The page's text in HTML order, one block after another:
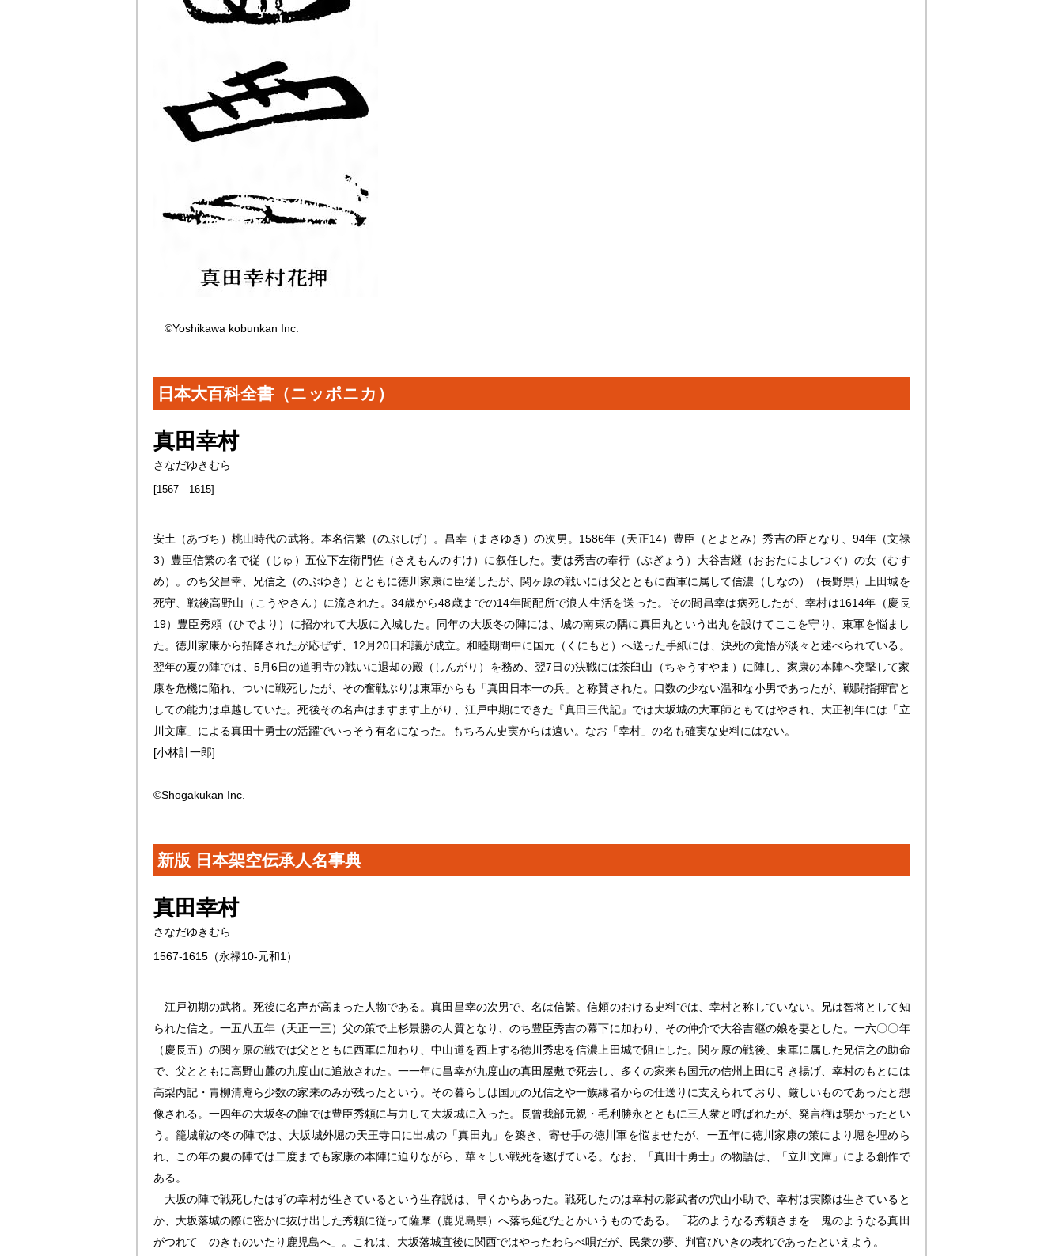
©Yoshikawa kobunkan Inc.
日本大百科全書（ニッポニカ）
真田幸村
さなだゆきむら
[1567―1615]
安土（あづち）桃山時代の武将。本名信繁（のぶしげ）。昌幸（まさゆき）の次男。1586年（天正14）豊臣（とよとみ）秀吉の臣となり、94年（文禄
3）豊臣信繁の名で従（じゅ）五位下左衛門佐（さえもんのすけ）に叙任した。妻は秀吉の奉行（ぶぎょう）大谷吉継（おおたによしつぐ）の女（むす
め）。のち父昌幸、兄信之（のぶゆき）とともに徳川家康に臣従したが、関ヶ原の戦いには父とともに西軍に属して信濃（しなの）（長野県）上田城を
死守、戦後高野山（こうやさん）に流された。34歳から48歳までの14年間配所で浪人生活を送った。その間昌幸は病死したが、幸村は1614年（慶長
19）豊臣秀頼（ひでより）に招かれて大坂に入城した。同年の大坂冬の陣には、城の南東の隅に真田丸という出丸を設けてここを守り、東軍を悩まし
た。徳川家康から招降されたが応ぜず、12月20日和議が成立。和睦期間中に国元（くにもと）へ送った手紙には、決死の覚悟が淡々と述べられている。
翌年の夏の陣では、5月6日の道明寺の戦いに退却の殿（しんがり）を務め、翌7日の決戦には茶臼山（ちゃうすやま）に陣し、家康の本陣へ突撃して家
康を危機に陥れ、ついに戦死したが、その奮戦ぶりは東軍からも「真田日本一の兵」と称賛された。口数の少ない温和な小男であったが、戦闘指揮官と
しての能力は卓越していた。死後その名声はますます上がり、江戸中期にできた『真田三代記』では大坂城の大軍師ともてはやされ、大正初年には「立
川文庫」による真田十勇士の活躍でいっそう有名になった。もちろん史実からは遠い。なお「幸村」の名も確実な史料にはない。
[小林計一郎]
©Shogakukan Inc.
新版 日本架空伝承人名事典
真田幸村
さなだゆきむら
1567‐1615（永禄10‐元和1）
江戸初期の武将。死後に名声が高まった人物である。真田昌幸の次男で、名は信繁。信頼のおける史料では、幸村と称していない。兄は智将として知
られた信之。一五八五年（天正一三）父の策で上杉景勝の人質となり、のち豊臣秀吉の幕下に加わり、その仲介で大谷吉継の娘を妻とした。一六〇〇年
（慶長五）の関ヶ原の戦では父とともに西軍に加わり、中山道を西上する徳川秀忠を信濃上田城で阻止した。関ヶ原の戦後、東軍に属した兄信之の助命
で、父とともに高野山麓の九度山に追放された。一一年に昌幸が九度山の真田屋敷で死去し、多くの家来も国元の信州上田に引き揚げ、幸村のもとには
高梨内記・青柳清庵ら少数の家来のみが残ったという。その暮らしは国元の兄信之や一族縁者からの仕送りに支えられており、厳しいものであったと想
像される。一四年の大坂冬の陣では豊臣秀頼に与力して大坂城に入った。長曾我部元親・毛利勝永とともに三人衆と呼ばれたが、発言権は弱かったとい
う。籠城戦の冬の陣では、大坂城外堀の天王寺口に出城の「真田丸」を築き、寄せ手の徳川軍を悩ませたが、一五年に徳川家康の策により堀を埋めら
れ、この年の夏の陣では二度までも家康の本陣に迫りながら、華々しい戦死を遂げている。なお、「真田十勇士」の物語は、「立川文庫」による創作で
ある。
大坂の陣で戦死したはずの幸村が生きているという生存説は、早くからあった。戦死したのは幸村の影武者の穴山小助で、幸村は実際は生きていると
か、大坂落城の際に密かに抜け出した秀頼に従って薩摩（鹿児島県）へ落ち延びたとかいうものである。「花のようなる秀頼さまを 鬼のようなる真田
がつれて のきものいたり鹿児島へ」。これは、大坂落城直後に関西ではやったわらべ唄だが、民衆の夢、判官びいきの表れであったといえよう。